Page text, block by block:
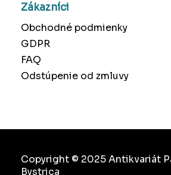
Zákazníci
Obchodné podmienky
GDPR
FAQ
Odstúpenie od zmluvy
Copyright © 2025 Antikvariát
Bystrica